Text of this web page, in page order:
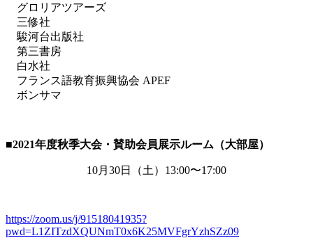
グロリアツアーズ
三修社
駿河台出版社
第三書房
白水社
フランス語教育振興協会 APEF
ボンサマ
■2021年度秋季大会・賛助会員展示ルーム（大部屋）
10月 30日（土） 13:00〜17:00
https://zoom.us/j/91518041935?
pwd=L1ZITzdXQUNmT0x6K25MVFgrYzhSZz09